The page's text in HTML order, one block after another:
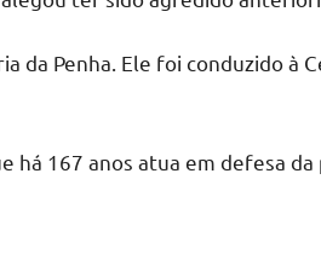
da Penha. Ele foi conduzido à
há 167 anos atua em defesa da